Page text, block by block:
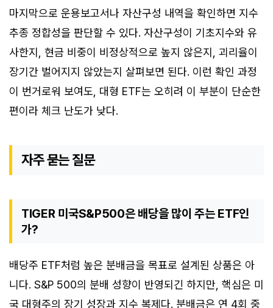
마지막으로 운용보고서나 자산구성 내역을 확인하면 지수
추종 정합성을 판단할 수 있다. 자산구성이 기초지수와 유
사한지, 현금 비중이 비정상적으로 높지 않은지, 괴리율이
장기간 벌어지지 않았는지 살펴보면 된다. 이런 확인 과정
이 번거로워 보여도, 대형 ETF는 오히려 이 부분이 단순한
편이라 체크 난도가 낮다.
자주 묻는 질문
TIGER 미국S&P500은 배당을 많이 주는 ETF인
가?
배당주 ETF처럼 높은 분배금을 목표로 설계된 상품은 아
니다. S&P 500의 분배 성향이 반영되긴 하지만, 핵심은 미
국 대형주의 장기 성장과 지수 복제다. 분배금은 연 4회 중